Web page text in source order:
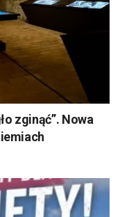
zginąć”. Nowa